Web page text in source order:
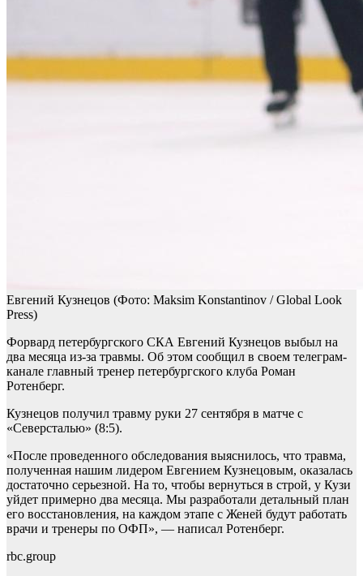
Евгений Кузнецов (Фото: Maksim Konstantinov / Global Look
Press)
Форвард петербургского СКА Евгений Кузнецов выбыл на
два месяца из-за травмы. Об этом сообщил в своем телеграм-
канале главный тренер петербургского клуба Роман
Ротенберг.
Кузнецов получил травму руки 27 сентября в матче с
«Северсталью» (8:5).
«После проведенного обследования выяснилось, что травма,
полученная нашим лидером Евгением Кузнецовым, оказалась
достаточно серьезной. На то, чтобы вернуться в строй, у Кузи
уйдет примерно два месяца. Мы разработали детальный план
его восстановления, на каждом этапе с Женей будут работать
врачи и тренеры по ОФП», — написал Ротенберг.
rbc.group